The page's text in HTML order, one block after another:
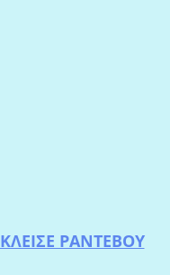
ΚΛΕΙΣΕ ΡΑΝΤΕΒΟΥ